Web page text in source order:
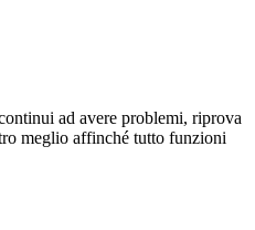
ad avere problemi, riprova
meglio affinché tutto funzioni